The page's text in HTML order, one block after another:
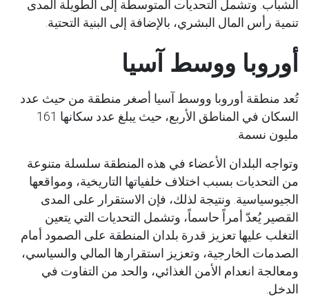
الشباب. وتشمل التحديات المتوسطة إلى الطويلة المدى
تنمية رأس المال البشري، بالإضافة إلى البنية التحتية.
أوروبا ووسط آسيا
تُعد منطقة أوروبا ووسط آسيا أصغر منطقة من حيث عدد
السكان في المناطق الأربع، حيث يبلغ عدد سكانها 161
مليون نسمة.
وتواجه البلدان الأعضاء في هذه المنطقة سلسلة متنوعة
من التحديات بسبب اختلاف خلفياتها التاريخية، ومواقعها
الجيوسياسية. ونتيجة لذلك، فإن الاستقرار على المدى
القصير يُعدّ أمراً حاسماً، وتشمل التحديات التي يتعين
التغلب عليها تعزيز قدرة بلدان المنطقة على الصمود أمام
الصدمات الخارجية، وتعزيز استقرارها المالي والسياسي،
ومعالجة انعدام الأمن الغذائي، والحد من التفاوت في
الدخل.